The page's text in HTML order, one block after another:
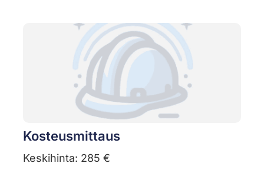
Kosteusmittaus
Keskihinta: 285 €